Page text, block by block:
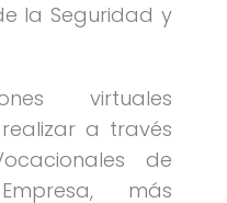
la Seguridad y
virtuales
a través
de
más